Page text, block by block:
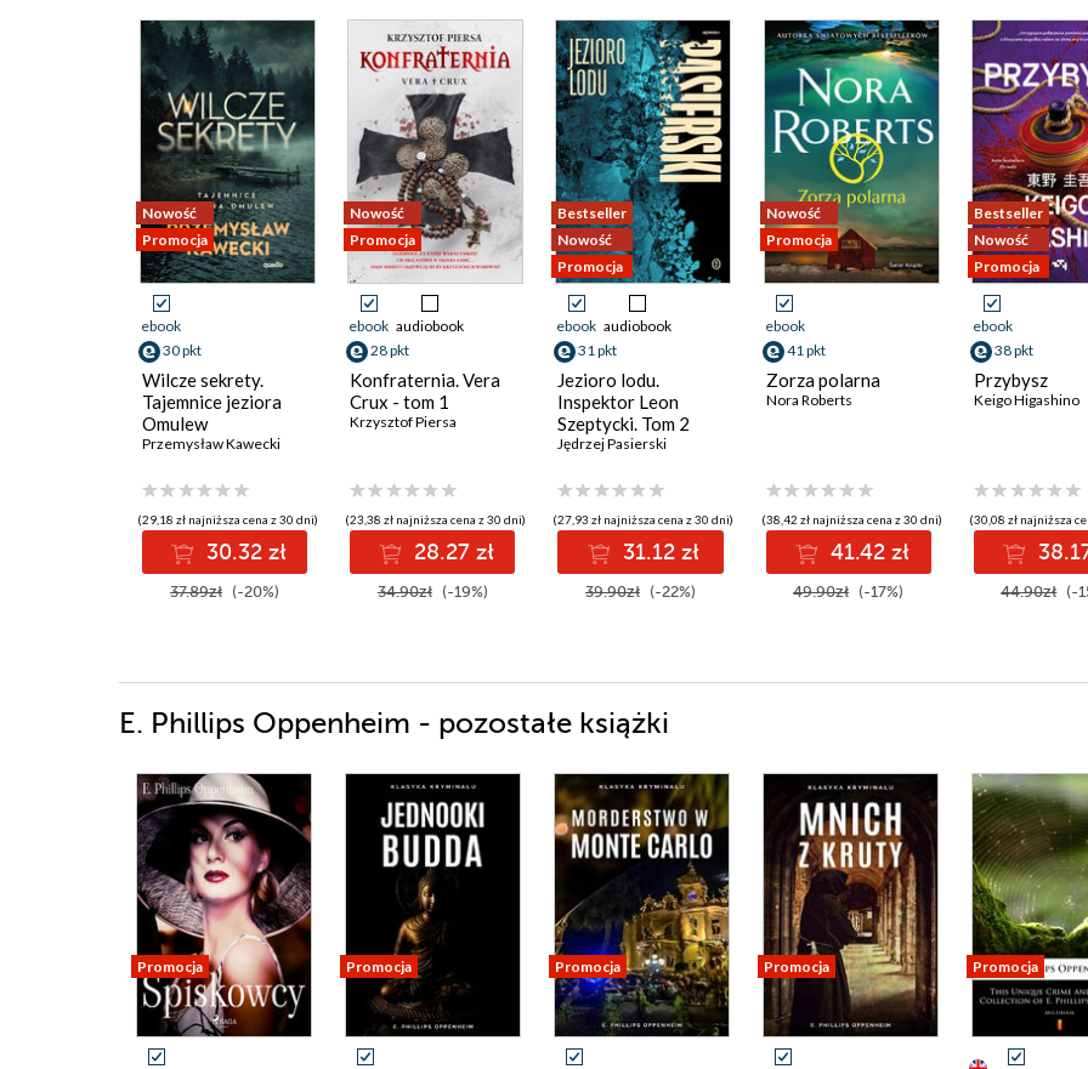
Nowość
Promocja
ebook
30 pkt
Wilcze sekrety.
Tajemnice jeziora
Omulew
Przemysław Kawecki
(29,18 zł najniższa cena z 30 dni)
30.32 zł
37.89zł (-20%)
Nowość
Promocja
ebook audiobook
28 pkt
Konfraternia. Vera
Crux - tom 1
Krzysztof Piersa
(23,38 zł najniższa cena z 30 dni)
28.27 zł
34.90zł (-19%)
Bestseller
Nowość
Promocja
ebook audiobook
31 pkt
Jezioro lodu.
Inspektor Leon
Szeptycki. Tom 2
Jędrzej Pasierski
(27,93 zł najniższa cena z 30 dni)
31.12 zł
39.90zł (-22%)
Nowość
Promocja
ebook
41 pkt
Zorza polarna
Nora Roberts
(38,42 zł najniższa cena z 30 dni)
41.42 zł
49.90zł (-17%)
Bestseller
Nowość
Promocja
ebook
38 pkt
Przybysz
Keigo Higashino
(30,08 zł najniższa
44.90zł (-
E. Phillips Oppenheim - pozostałe książki
Promocja Promocja Promocja Promocja Promocja